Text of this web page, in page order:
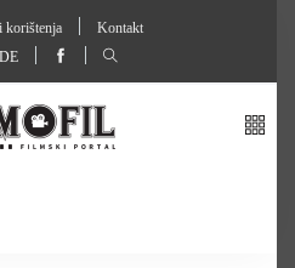
korištenja
Kontakt